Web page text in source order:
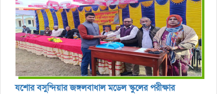
যশোর বসুন্দিয়ার জঙ্গলবাধাল মডেল স্কুলের পরীক্ষার